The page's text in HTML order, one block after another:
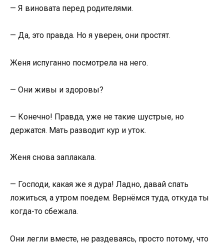
— Я виновата перед родителями.
— Да, это правда. Но я уверен, они простят.
Женя испуганно посмотрела на него.
— Они живы и здоровы?
— Конечно! Правда, уже не такие шустрые, но
держатся. Мать разводит кур и уток.
Женя снова заплакала.
— Господи, какая же я дура! Ладно, давай спать
ложиться, а утром поедем. Вернёмся туда, откуда ты
когда-то сбежала.
Они легли вместе, не раздеваясь, просто потому, что